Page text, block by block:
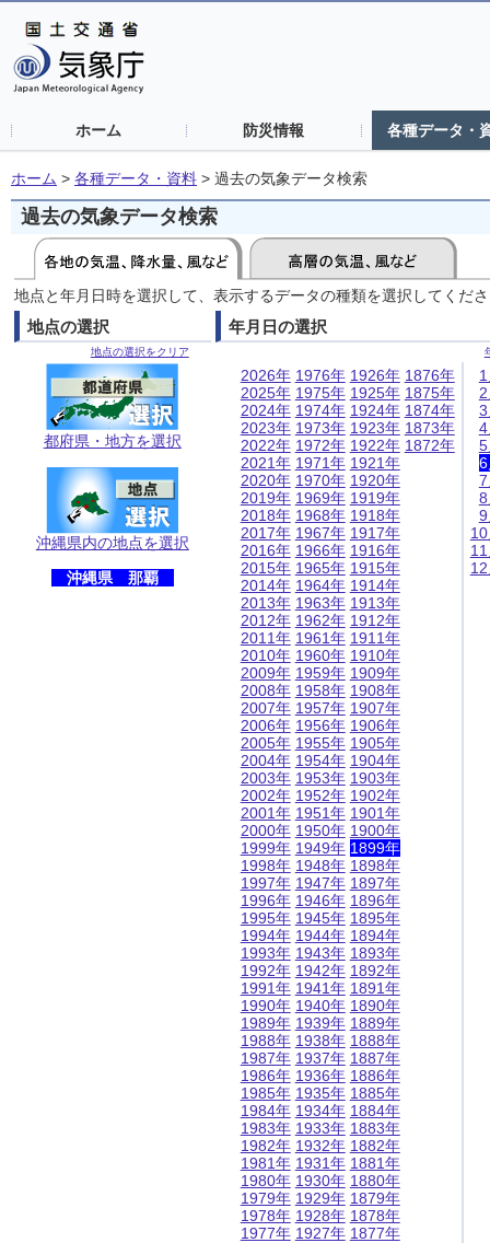
ホーム 防災情報 各種データ・
ホーム > 各種データ・資料 > 過去の気象データ検索
過去の気象データ検索
地点と年月日時を選択して、表示するデータの種類を選択してくだ
地点の選択
地点の選択をクリア
都府県・地方を選択
沖縄県内の地点を選択
沖縄県 那覇
年月日の選択
2026年
2025年
2024年
2023年
2022年
2021年
2020年
2019年
2018年
2017年
2016年
2015年
2014年
2013年
2012年
2011年
2010年
2009年
2008年
2007年
2006年
2005年
2004年
2003年
2002年
2001年
2000年
1999年
1998年
1997年
1996年
1995年
1994年
1993年
1992年
1991年
1990年
1989年
1988年
1987年
1986年
1985年
1984年
1983年
1982年
1981年
1980年
1979年
1978年
1977年
1976年
1975年
1974年
1973年
1972年
1971年
1970年
1969年
1968年
1967年
1966年
1965年
1964年
1963年
1962年
1961年
1960年
1959年
1958年
1957年
1956年
1955年
1954年
1953年
1952年
1951年
1950年
1949年
1948年
1947年
1946年
1945年
1944年
1943年
1942年
1941年
1940年
1939年
1938年
1937年
1936年
1935年
1934年
1933年
1932年
1931年
1930年
1929年
1928年
1927年
1926年
1925年
1924年
1923年
1922年
1921年
1920年
1919年
1918年
1917年
1916年
1915年
1914年
1913年
1912年
1911年
1910年
1909年
1908年
1907年
1906年
1905年
1904年
1903年
1902年
1901年
1900年
1899年
1898年
1897年
1896年
1895年
1894年
1893年
1892年
1891年
1890年
1889年
1888年
1887年
1886年
1885年
1884年
1883年
1882年
1881年
1880年
1879年
1878年
1877年
1876年
1875年
1874年
1873年
1872年